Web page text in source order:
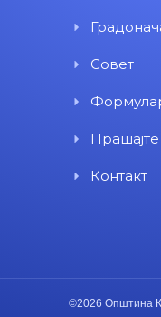
Совет
Контакт
©2026 Општина